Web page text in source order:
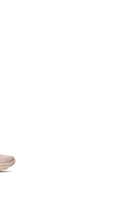
de $180.00 à